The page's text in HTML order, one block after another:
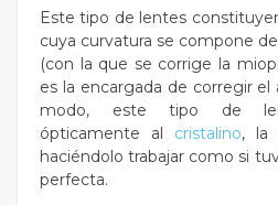
Este tipo de lentes
cuya curvatura se compone
(con la que se corrige la
es la encargada de corregir
modo, este tipo de
ópticamente al cristalino, la
haciéndolo trabajar como si
perfecta.